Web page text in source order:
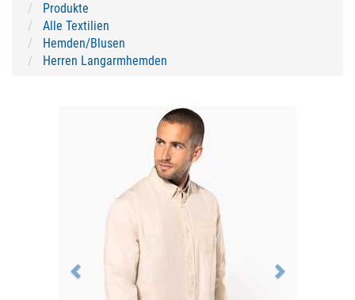
Produkte
Alle Textilien
Hemden/Blusen
Herren Langarmhemden